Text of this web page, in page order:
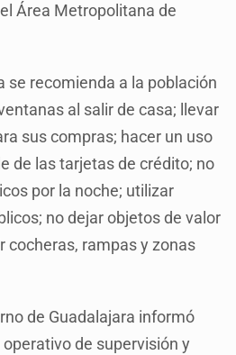
Área Metropolitana de
se recomienda a la población
al salir de casa; llevar
sus compras; hacer un uso
de las tarjetas de crédito; no
por la noche; utilizar
no dejar objetos de valor
cocheras, rampas y zonas
de Guadalajara informó
de supervisión y